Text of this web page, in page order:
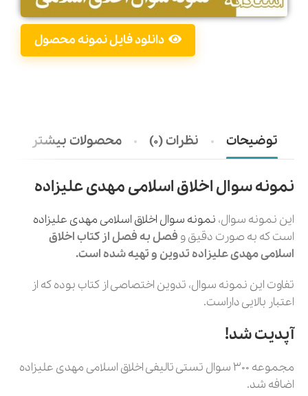
دانلود فایل نمونه محصول
توضیحات نظرات (0) محصولات بیشتر
نمونه سوال اخلاق اسلامی مهدی علیزاده
این نمونه سوال، نمونه سوال اخلاق اسلامی مهدی علیزاده
است که به صورت دقیق و فصل به فصل از کتاب اخلاق
اسلامی مهدی علیزاده تدوین و تهیه شده است.
تفاوت این نمونه سوال، تدوین اختصاصی از کتاب بوده که از
اعتبار بالایی داراست.
آپدیت شد!
مجموعه 300 سوال تستی تالیفی اخلاق اسلامی مهدی علیزاده
اضافه شد.